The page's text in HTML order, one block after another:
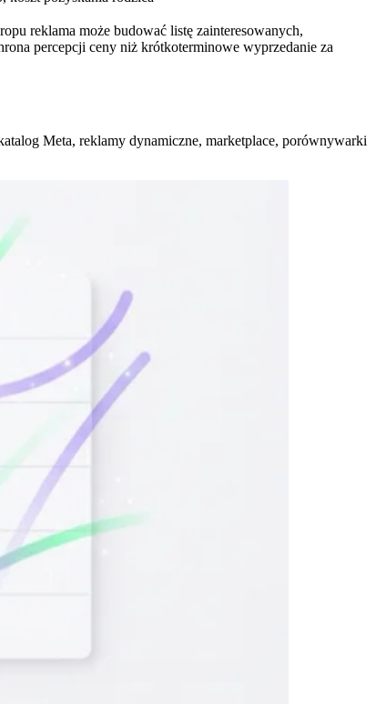
reklama może budować listę zainteresowanych,
percepcji ceny niż krótkoterminowe wyprzedanie za
Meta, reklamy dynamiczne, marketplace, porównywarki